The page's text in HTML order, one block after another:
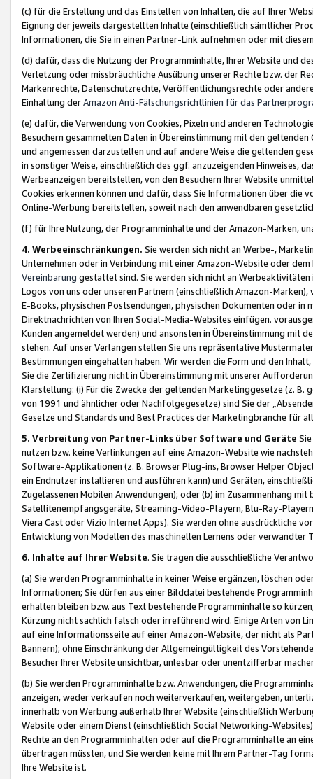
(c) für die Erstellung und das Einstellen von Inhalten, die auf Ihrer
Eignung der jeweils dargestellten Inhalte (einschließlich sämtlicher
Informationen, die Sie in einen Partner-Link aufnehmen oder mit
(d) dafür, dass die Nutzung der Programminhalte, Ihrer Website und
Verletzung oder missbräuchliche Ausübung unserer Rechte bzw. der
Markenrechte, Datenschutzrechte, Veröffentlichungsrechte oder
Einhaltung derAmazon Anti-Fälschungsrichtlinien für das
(e) dafür, die Verwendung von Cookies, Pixeln und anderen
Besuchern gesammelten Daten in Übereinstimmung mit den
und angemessen darzustellen und auf andere Weise die geltenden
in sonstiger Weise, einschließlich des ggf. anzuzeigenden Hinweises,
Werbeanzeigen bereitstellen, von den Besuchern Ihrer Website
Cookies erkennen können und dafür, dass Sie Informationen über die
Online-Werbung bereitstellen, soweit nach den anwendbaren
(f) für Ihre Nutzung, der Programminhalte und der Amazon-Marken,
4. Werbeeinschränkungen. Sie werden sich nicht an Werbe-,
Unternehmen oder in Verbindung mit einer Amazon-Website oder
Vereinbarung gestattet sind. Sie werden sich nicht an
Logos von uns oder unseren Partnern (einschließlich Amazon-
E-Books, physischen Postsendungen, physischen Dokumenten oder in
Direktnachrichten von Ihren Social-Media-Websites einfügen.
Kunden angemeldet werden) und ansonsten in Übereinstimmung mit
stehen. Auf unser Verlangen stellen Sie uns repräsentative
Bestimmungen eingehalten haben. Wir werden die Form und den
Sie die Zertifizierung nicht in Übereinstimmung mit unserer
Klarstellung: (i) Für die Zwecke der geltenden Marketinggesetze (z. B.
von 1991 und ähnlicher oder Nachfolgegesetze) sind Sie der
Gesetze und Standards und Best Practices der Marketingbranche für
5. Verbreitung von Partner-Links über Software und Geräte
nutzen bzw. keine Verlinkungen auf eine Amazon-Website wie
Software-Applikationen (z. B. Browser Plug-ins, Browser Helper
ein Endnutzer installieren und ausführen kann) und Geräten,
Zugelassenen Mobilen Anwendungen); oder (b) im Zusammenhang
Satellitenempfangsgeräte, Streaming-Video-Playern, Blu-Ray-
Viera Cast oder Vizio Internet Apps). Sie werden ohne ausdrückliche
Entwicklung von Modellen des maschinellen Lernens oder
6. Inhalte auf Ihrer Website. Sie tragen die ausschließliche
(a) Sie werden Programminhalte in keiner Weise ergänzen, löschen
Informationen; Sie dürfen aus einer Bilddatei bestehende
erhalten bleiben bzw. aus Text bestehende Programminhalte so
Kürzung nicht sachlich falsch oder irreführend wird. Einige Arten von
auf eine Informationsseite auf einer Amazon-Website, der nicht als
Bannern); ohne Einschränkung der Allgemeingültigkeit des
Besucher Ihrer Website unsichtbar, unlesbar oder unentzifferbar
(b) Sie werden Programminhalte bzw. Anwendungen, die
anzeigen, weder verkaufen noch weiterverkaufen, weitergeben,
innerhalb von Werbung außerhalb Ihrer Website (einschließlich
Website oder einem Dienst (einschließlich Social Networking-
Rechte an den Programminhalten oder auf die Programminhalte an
übertragen müssten, und Sie werden keine mit Ihrem Partner-Tag
Ihre Website ist.